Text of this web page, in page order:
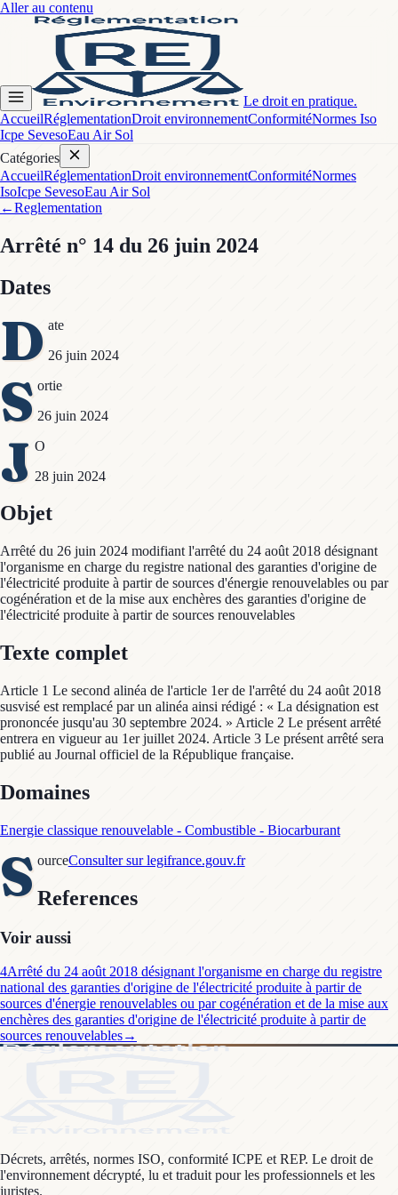
Aller au contenu
Le droit en pratique.
AccueilRéglementationDroit environnementConformitéNormes Iso
Icpe SevesoEau Air Sol
Catégories
AccueilRéglementationDroit environnementConformitéNormes
IsoIcpe SevesoEau Air Sol
←Reglementation
Arrêté n° 14 du 26 juin 2024
Dates
D ate
26 juin 2024
S ortie
26 juin 2024
J O
28 juin 2024
Objet
Arrêté du 26 juin 2024 modifiant l'arrêté du 24 août 2018 désignant
l'organisme en charge du registre national des garanties d'origine de
l'électricité produite à partir de sources d'énergie renouvelables ou par
cogénération et de la mise aux enchères des garanties d'origine de
l'électricité produite à partir de sources renouvelables
Texte complet
Article 1 Le second alinéa de l'article 1er de l'arrêté du 24 août 2018
susvisé est remplacé par un alinéa ainsi rédigé : « La désignation est
prononcée jusqu'au 30 septembre 2024. » Article 2 Le présent arrêté
entrera en vigueur au 1er juillet 2024. Article 3 Le présent arrêté sera
publié au Journal officiel de la République française.
Domaines
Energie classique renouvelable - Combustible - Biocarburant
S ourceConsulter sur legifrance.gouv.fr
References
Voir aussi
4Arrêté du 24 août 2018 désignant l'organisme en charge du registre
national des garanties d'origine de l'électricité produite à partir de
sources d'énergie renouvelables ou par cogénération et de la mise aux
enchères des garanties d'origine de l'électricité produite à partir de
sources renouvelables→
Décrets, arrêtés, normes ISO, conformité ICPE et REP. Le droit de
l'environnement décrypté, lu et traduit pour les professionnels et les
juristes.